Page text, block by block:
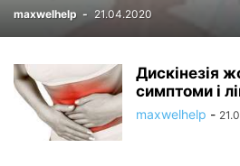
maxwelhelp - 21.04.2020
Дискінезія
симптоми і
maxwelhelp -